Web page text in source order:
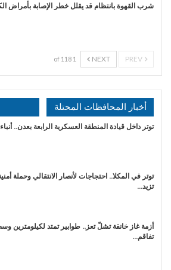
شرب القهوة بانتظام قد يقلل خطر الإصابة بأمراض
NEXT
1 of 118
أخبار المحافظات المحتلة
توتر داخل قيادة المنطقة العسكرية الرابعة بعدن..
توتر في المكلا.. احتجاجات لأنصار الانتقالي وحملة
تزيد…
أزمة غاز خانقة تشلّ تعز.. طوابير تمتد لكيلومترين
تفاقم…